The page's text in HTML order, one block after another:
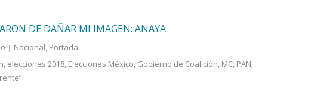
DE DAÑAR MI IMAGEN: ANAYA
Nacional, Portada
, elecciones 2018, Elecciones México, Gobierno de Coalición, MC, PAN,